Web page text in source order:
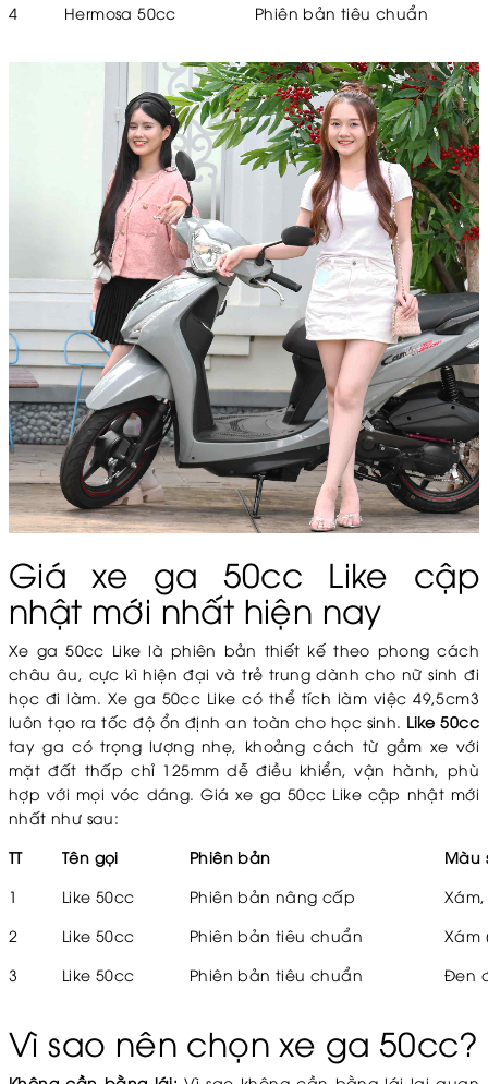
4
Hermosa 50cc Phiên bản tiêu chuẩn
Giá xe ga 50cc Like cập
nhật mới nhất hiện nay
Xe ga 50cc Like là phiên bản thiết kế theo phong cách
châu âu, cực kì hiện đại và trẻ trung dành cho nữ sinh đi
học đi làm. Xe ga 50cc Like có thể tích làm việc 49,5cm3
luôn tạo ra tốc độ ổn định an toàn cho học sinh. Like 50cc
tay ga có trọng lượng nhẹ, khoảng cách từ gầm xe với
mặt đất thấp chỉ 125mm dễ điều khiển, vận hành, phù
hợp với mọi vóc dáng. Giá xe ga 50cc Like cập nhật mới
nhất như sau:
TT
Tên gọi Phiên bản
Màu
1
Like 50cc Phiên bản nâng cấp
2
Like 50cc Phiên bản tiêu chuẩn
Xám
3
Like 50cc Phiên bản tiêu chuẩn Đen
Vì sao nên chọn xe ga 50cc?